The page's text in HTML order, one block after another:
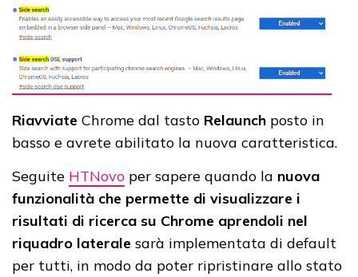
Riavviate Chrome dal tasto Relaunch posto in
basso e avrete abilitato la nuova caratteristica.
Seguite HTNovo per sapere quando la nuova
funzionalità che permette di visualizzare i
risultati di ricerca su Chrome aprendoli nel
riquadro laterale sarà implementata di default
per tutti, in modo da poter ripristinare allo stato